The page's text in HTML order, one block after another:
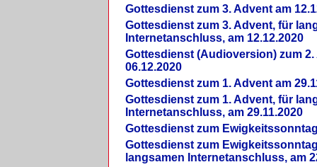
Gottesdienst zum 3. Advent am
Gottesdienst zum 3. Advent, für
Internetanschluss, am 12.12.2020
Gottesdienst (Audioversion) zum 2.
06.12.2020
Gottesdienst zum 1. Advent am
Gottesdienst zum 1. Advent, für
Internetanschluss, am 29.11.2020
Gottesdienst zum
Gottesdienst zum
langsamen Internetanschluss, am